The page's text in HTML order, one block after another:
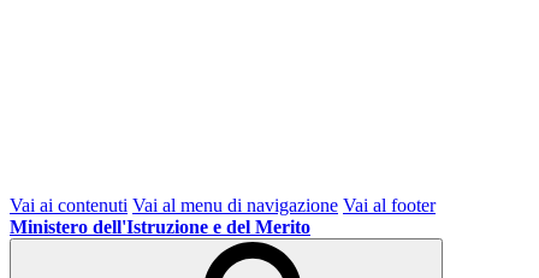
Vai ai contenuti Vai al menu di navigazione Vai al footer
Ministero dell'Istruzione e del Merito